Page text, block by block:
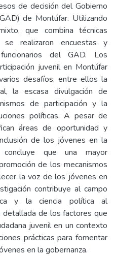
de decisión del Gobierno
de Montúfar. Utilizando
que combina técnicas
se realizaron encuestas y
del GAD. Los
juvenil en Montúfar
desafíos, entre ellos la
la escasa divulgación de
de participación y la
políticas. A pesar de
áreas de oportunidad y
de los jóvenes en la
que una mayor
de los mecanismos
la voz de los jóvenes en
contribuye al campo
y la ciencia política al
detallada de los factores que
juvenil en un contexto
prácticas para fomentar
en la gobernanza.